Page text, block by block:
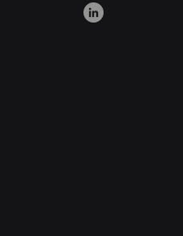
Analyse de l’étagère